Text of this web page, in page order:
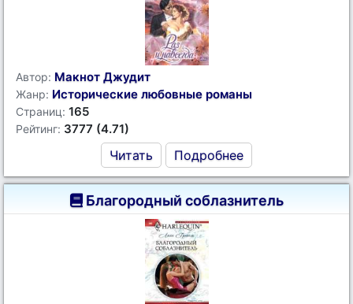
Автор: Макнот Джудит
Жанр: Исторические любовные романы
Страниц: 165
Рейтинг: 3777 (4.71)
Читать Подробнее
Благородный соблазнитель